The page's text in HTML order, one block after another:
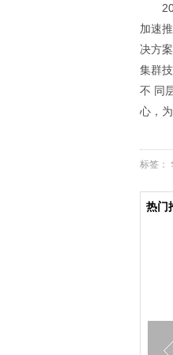
加速
决方
集群
不 同
心，
标签：
热门